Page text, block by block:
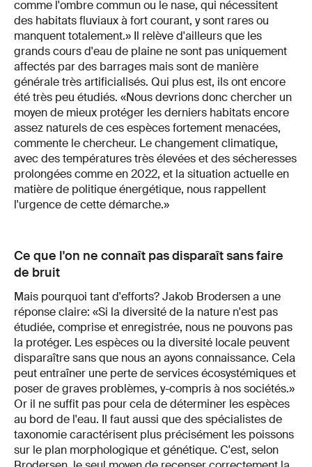
comme l'ombre commun ou le nase, qui nécessitent
des habitats fluviaux à fort courant, y sont rares ou
manquent totalement.» Il relève d'ailleurs que les
grands cours d'eau de plaine ne sont pas uniquement
affectés par des barrages mais sont de manière
générale très artificialisés. Qui plus est, ils ont encore
été très peu étudiés. «Nous devrions donc chercher un
moyen de mieux protéger les derniers habitats encore
assez naturels de ces espèces fortement menacées,
commente le chercheur. Le changement climatique,
avec des températures très élevées et des sécheresses
prolongées comme en 2022, et la situation actuelle en
matière de politique énergétique, nous rappellent
l'urgence de cette démarche.»
Ce que l'on ne connaît pas disparaît sans faire
de bruit
Mais pourquoi tant d'efforts? Jakob Brodersen a une
réponse claire: «Si la diversité de la nature n'est pas
étudiée, comprise et enregistrée, nous ne pouvons pas
la protéger. Les espèces ou la diversité locale peuvent
disparaître sans que nous an ayons connaissance. Cela
peut entraîner une perte de services écosystémiques et
poser de graves problèmes, y-compris à nos sociétés.»
Or il ne suffit pas pour cela de déterminer les espèces
au bord de l'eau. Il faut aussi que des spécialistes de
taxonomie caractérisent plus précisément les poissons
sur le plan morphologique et génétique. C'est, selon